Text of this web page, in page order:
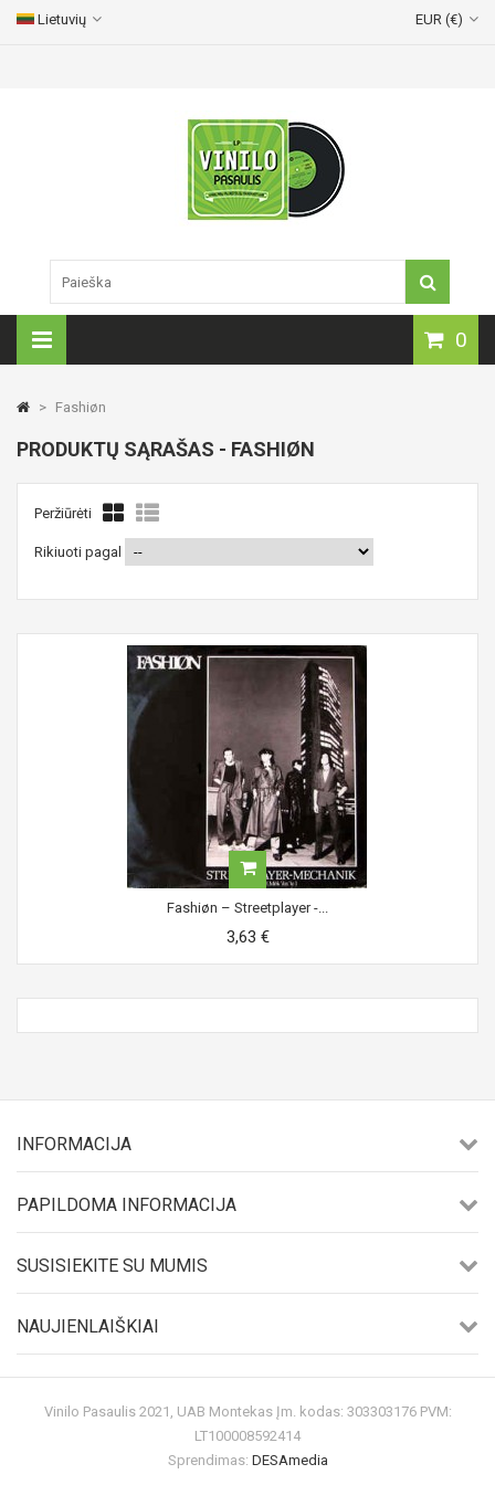
EUR (€)
Lietuvių
0
> Fashiøn
PRODUKTŲ SĄRAŠAS - FASHIØN
Peržiūrėti
Rikiuoti pagal
Fashiøn ‎– Streetplayer -...
3,63 €
INFORMACIJA
PAPILDOMA INFORMACIJA
SUSISIEKITE SU MUMIS
NAUJIENLAIŠKIAI
Vinilo Pasaulis 2021, UAB Montekas Įm. kodas: 303303176 PVM:
LT100008592414
Sprendimas: DESAmedia